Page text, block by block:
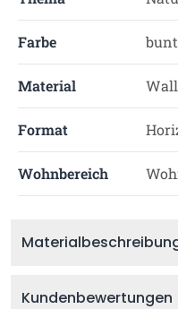
Farbe bunt
Material
Format
Wohnbereich
Kundenbewertungen